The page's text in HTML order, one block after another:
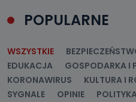
POPULARNE
WSZYSTKIE
EDUKACJA
GOSPODARKA I
KORONAWIRUS
KULTURA I
SYGNALE
OPINIE